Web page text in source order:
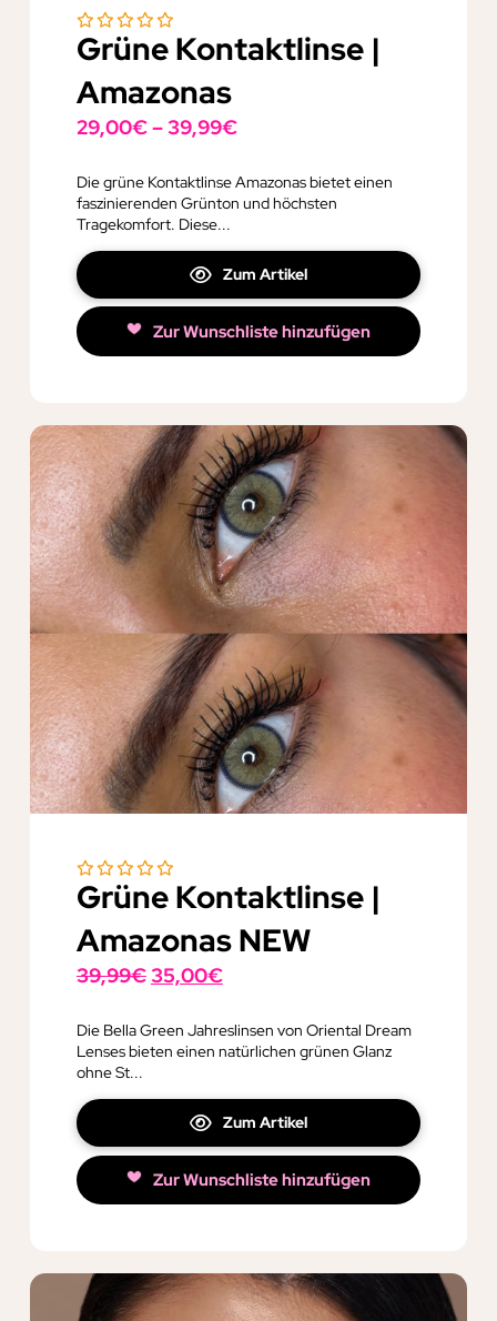
Grüne Kontaktlinse |
Amazonas
29,00€–39,99€
Die grüne Kontaktlinse Amazonas bietet einen
faszinierenden Grünton und höchsten
Tragekomfort. Diese...
Zum Artikel
Zur Wunschliste hinzufügen
Grüne Kontaktlinse |
Amazonas NEW
39,99€Ursprünglicher
war:
39,99€
35,00€Aktueller
ist:
35,00€.
Die Bella Green Jahreslinsen von Oriental Dream
Lenses bieten einen natürlichen grünen Glanz
ohne St...
Zum Artikel
Zur Wunschliste hinzufügen